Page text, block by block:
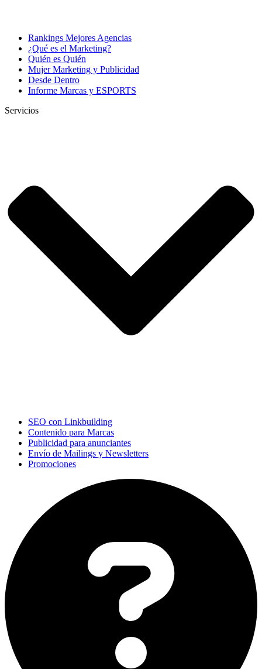
Rankings Mejores Agencias
¿Qué es el Marketing?
Quién es Quién
Mujer Marketing y Publicidad
Desde Dentro
Informe Marcas y ESPORTS
Servicios
SEO con Linkbuilding
Contenido para Marcas
Publicidad para anunciantes
Envío de Mailings y Newsletters
Promociones